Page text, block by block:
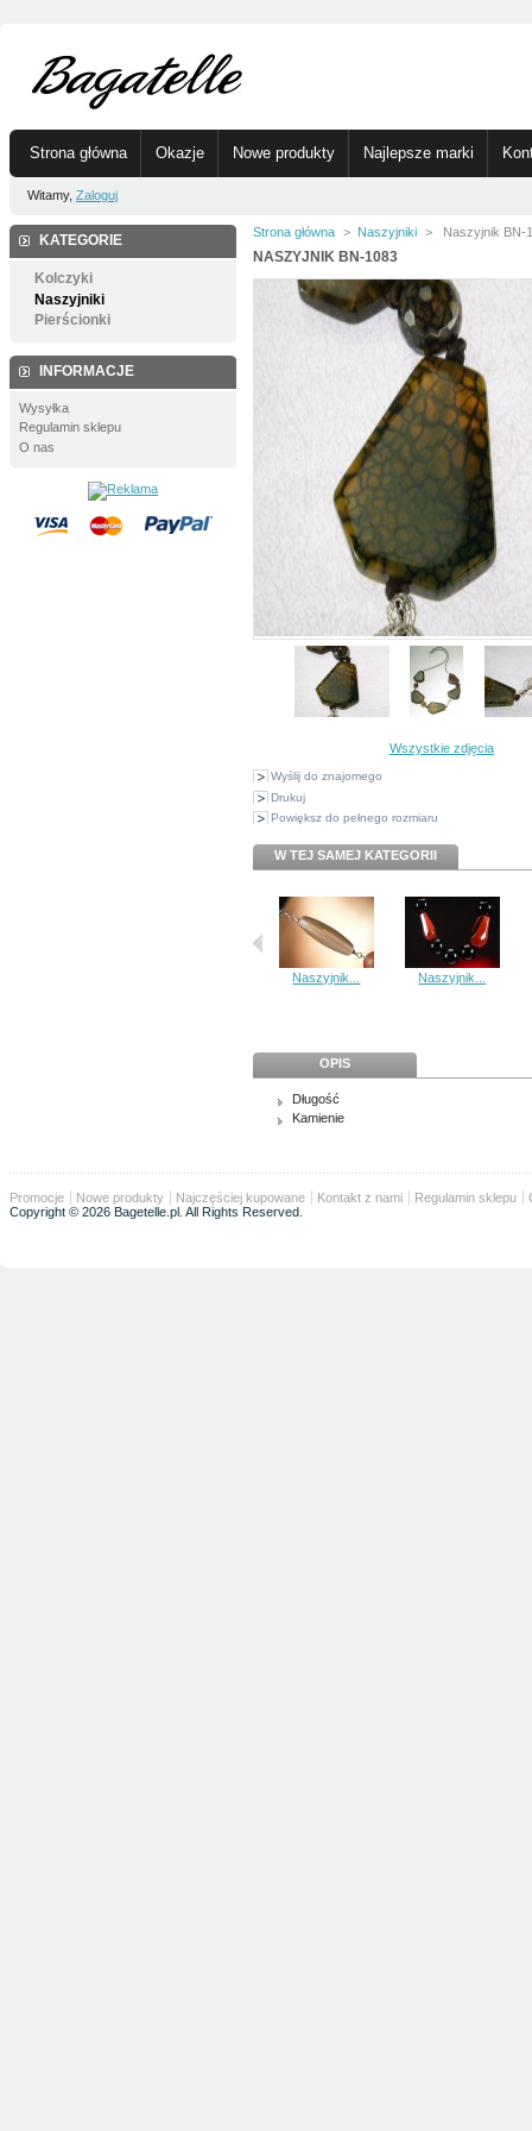
Strona główna Okazje Nowe produkty Najlepsze marki
Witamy, Zaloguj
KATEGORIE
Kolczyki
Naszyjniki
Pierścionki
INFORMACJE
Wysyłka
Regulamin sklepu
O nas
Strona główna > Naszyjniki > Naszyjnik BN-
NASZYJNIK BN-1083
Wszystkie zdjęcia
Wyślij do znajomego
Drukuj
Powiększ do pełnego rozmiaru
W TEJ SAMEJ KATEGORII
Naszyjnik... Naszyjnik...
OPIS
Długość
Kamienie
Promocje Nowe produkty Najczęściej kupowane Kontakt z nami Regulamin sklepu
Copyright © 2026 Bagetelle.pl. All Rights Reserved.